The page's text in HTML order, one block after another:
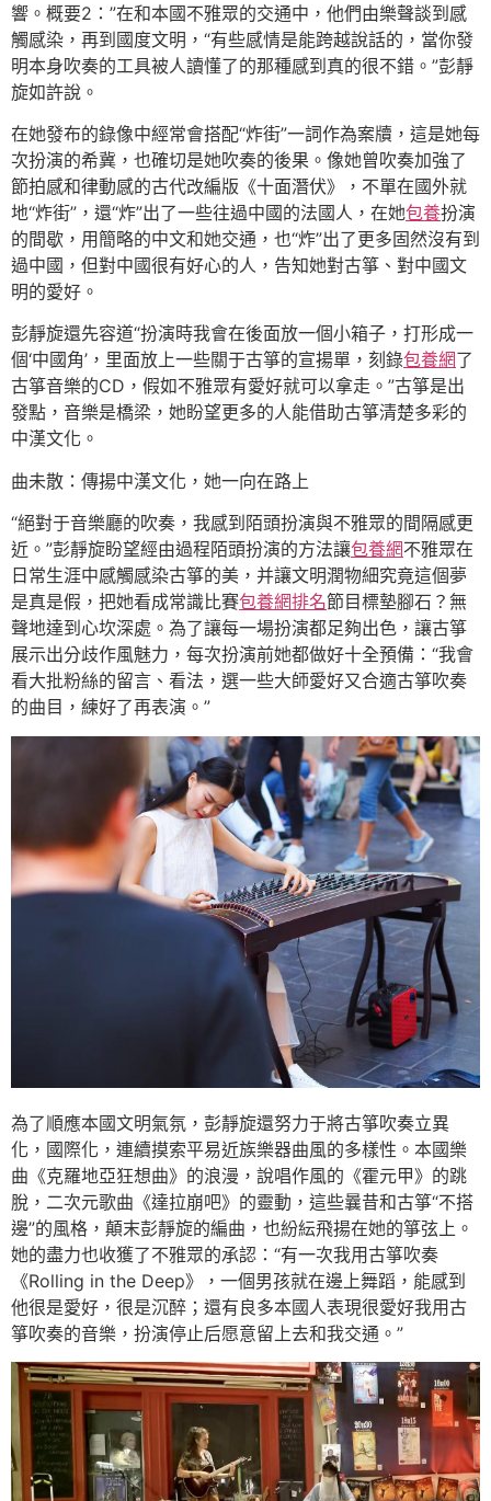
響。概要2：”在和本國不雅眾的交通中，他們由樂聲談到感
觸感染，再到國度文明，“有些感情是能跨越說話的，當你發
明本身吹奏的工具被人讀懂了的那種感到真的很不錯。”彭靜
旋如許說。
在她發布的錄像中經常會搭配“炸街”一詞作為案牘，這是她每
次扮演的希冀，也確切是她吹奏的後果。像她曾吹奏加強了
節拍感和律動感的古代改編版《十面潛伏》，不單在國外就
地“炸街”，還“炸”出了一些往過中國的法國人，在她包養扮演
的間歇，用簡略的中文和她交通，也“炸”出了更多固然沒有到
過中國，但對中國很有好心的人，告知她對古箏、對中國文
明的愛好。
彭靜旋還先容道“扮演時我會在後面放一個小箱子，打形成一
個‘中國角’，里面放上一些關于古箏的宣揚單，刻錄包養網了
古箏音樂的CD，假如不雅眾有愛好就可以拿走。”古箏是出
發點，音樂是橋梁，她盼望更多的人能借助古箏清楚多彩的
中漢文化。
曲未散：傳揚中漢文化，她一向在路上
“絕對于音樂廳的吹奏，我感到陌頭扮演與不雅眾的間隔感更
近。”彭靜旋盼望經由過程陌頭扮演的方法讓包養網不雅眾在
日常生涯中感觸感染古箏的美，并讓文明潤物細究竟這個夢
是真是假，把她看成常識比賽包養網排名節目標墊腳石？無
聲地達到心坎深處。為了讓每一場扮演都足夠出色，讓古箏
展示出分歧作風魅力，每次扮演前她都做好十全預備：“我會
看大批粉絲的留言、看法，選一些大師愛好又合適古箏吹奏
的曲目，練好了再表演。”
為了順應本國文明氣氛，彭靜旋還努力于將古箏吹奏立異
化，國際化，連續摸索平易近族樂器曲風的多樣性。本國樂
曲《克羅地亞狂想曲》的浪漫，說唱作風的《霍元甲》的跳
脫，二次元歌曲《達拉崩吧》的靈動，這些曩昔和古箏“不搭
邊”的風格，顛末彭靜旋的編曲，也紛紜飛揚在她的箏弦上。
她的盡力也收獲了不雅眾的承認：“有一次我用古箏吹奏
《Rolling in the Deep》，一個男孩就在邊上舞蹈，能感到
他很是愛好，很是沉醉；還有良多本國人表現很愛好我用古
箏吹奏的音樂，扮演停止后愿意留上去和我交通。”